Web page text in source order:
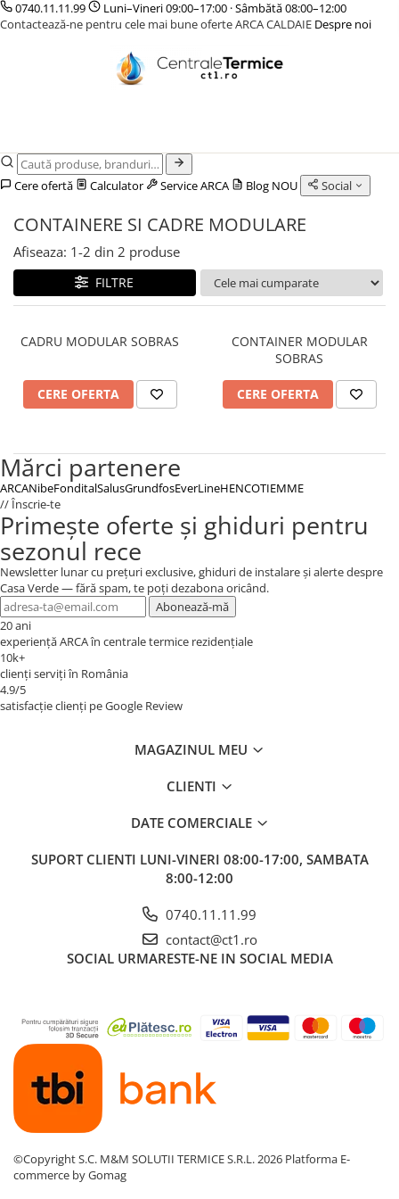
CENTRALE TERMICE
GAZ CONDENSATIE
CAZANE COMBUSTIBIL SOLID
CAZANE LEMNE CU GAZEIFICARE
ACCESORII PENTRU MONTAJ
POMPE DE CALDURA
POMPE DE CALDURA AER-APA
TERMOSTATE DE AMBIENT - AUTOMATIZARI
ELEMENTE SMART
CU FIR
PARDOSEALA
INCALZIRE IN PARDOSEALA
ACCESORII
IZOLATIE
AUTOMATIZARI
0740.11.11.99
Luni–Vineri 09:00–17:00 · Sâmbătă 08:00–12:00
Contactează-ne pentru cele mai bune oferte ARCA CALDAIE Despre noi
Cere ofertă Calculator Service ARCA Blog NOU Social
CONTAINERE SI CADRE MODULARE
Afiseaza: 1-2 din 2 produse
FILTRE
CADRU MODULAR SOBRAS
CERE OFERTA
CONTAINER MODULAR
SOBRAS
CERE OFERTA
Mărci partenere
ARCANibeFonditalSalusGrundfosEverLineHENCOTIEMME
// Înscrie-te
Primește oferte și ghiduri pentru
sezonul rece
Newsletter lunar cu prețuri exclusive, ghiduri de instalare și alerte despre
Casa Verde — fără spam, te poți dezabona oricând.
Abonează-mă
20 ani
experiență ARCA în centrale termice rezidențiale
10k+
clienți serviți în România
4.9/5
satisfacție clienți pe Google Review
MAGAZINUL MEU
CLIENTI
DATE COMERCIALE
SUPORT CLIENTI LUNI-VINERI 08:00-17:00, SAMBATA
8:00-12:00
0740.11.11.99
contact@ct1.ro
SOCIAL URMARESTE-NE IN SOCIAL MEDIA
©Copyright S.C. M&M SOLUTII TERMICE S.R.L. 2026 Platforma E-
commerce by Gomag